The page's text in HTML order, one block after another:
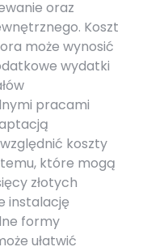
oraz
Koszt
może wynosić
wydatki
pracami
koszty
które mogą
złotych
instalację
formy
ułatwić